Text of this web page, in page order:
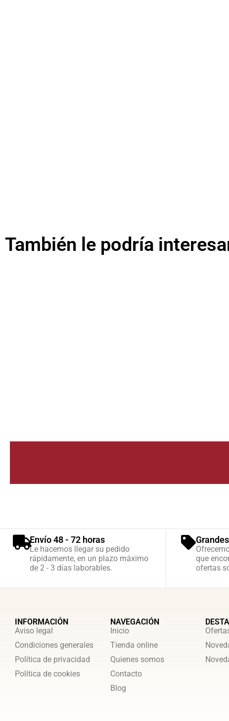
También le podría
Envío 48 - 72 horas
Le hacemos llegar su pedido
rápidamente, en un plazo máximo
de 2 - 3 días laborables.
que
ofertas
INFORMACIÓN
Aviso legal
Condiciones generales
Política de privacidad
Política de cookies
NAVEGACIÓN
Inicio
Tienda online
Quienes somos
Contacto
Blog